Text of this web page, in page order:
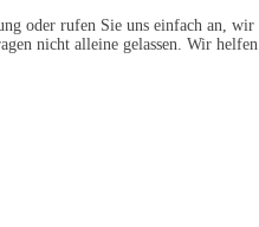
oder rufen Sie uns einfach an, wir
nicht alleine gelassen. Wir helfen